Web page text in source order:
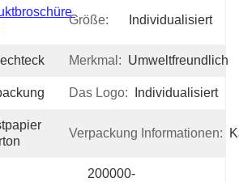
Größe: Individualisiert
Merkmal: Umweltfreundlich
Das Logo: Individualisiert
Verpackung Informationen:
200000-